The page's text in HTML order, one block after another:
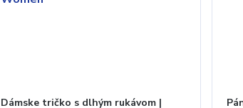
Dámske tričko s dlhým rukávom |